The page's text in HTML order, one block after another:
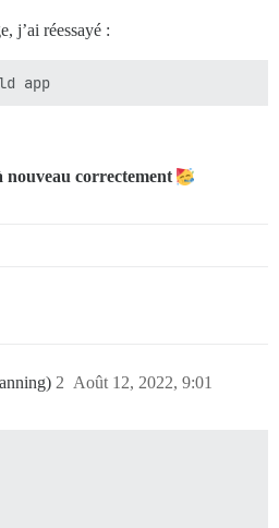
j’ai réessayé :
correctement
Août 12, 2022, 9:01
2